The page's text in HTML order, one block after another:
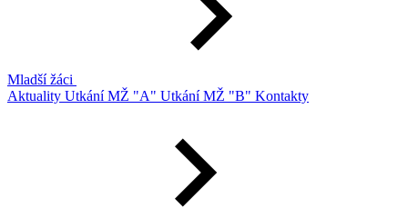
Mladší žáci
Aktuality Utkání MŽ "A" Utkání MŽ "B" Kontakty